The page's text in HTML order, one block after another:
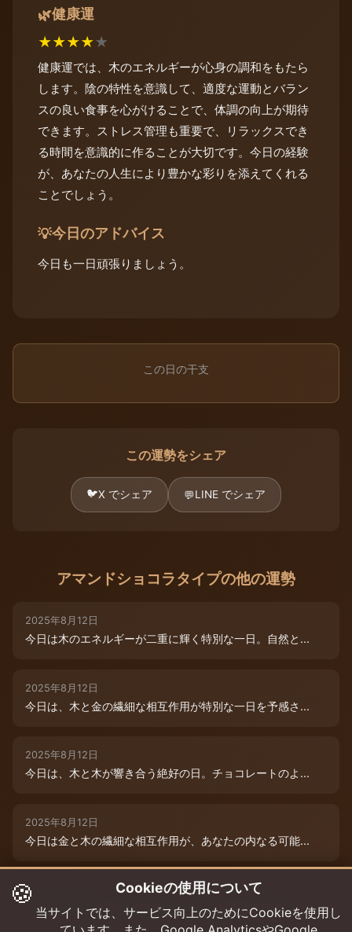
🌿健康運
★★★★★
健康運では、木のエネルギーが心身の調和をもたら
します。陰の特性を意識して、適度な運動とバラン
スの良い食事を心がけることで、体調の向上が期待
できます。ストレス管理も重要で、リラックスでき
る時間を意識的に作ることが大切です。今日の経験
が、あなたの人生により豊かな彩りを添えてくれる
ことでしょう。
💡今日のアドバイス
今日も一日頑張りましょう。
この日の干支
この運勢をシェア
🐦X でシェア 💬LINE でシェア
アマンドショコラタイプの他の運勢
2025年8月12日
今日は木のエネルギーが二重に輝く特別な一日。自然と...
2025年8月12日
今日は、木と金の繊細な相互作用が特別な一日を予感さ...
2025年8月12日
今日は、木と木が響き合う絶好の日。チョコレートのよ...
2025年8月12日
今日は金と木の繊細な相互作用が、あなたの内なる可能...
2025年8月9日
今日は木と木が重なる特別な日。内なる創造性が高まり...
🍪 Cookieの使用について
当サイトでは、サービス向上のためにCookieを使用し